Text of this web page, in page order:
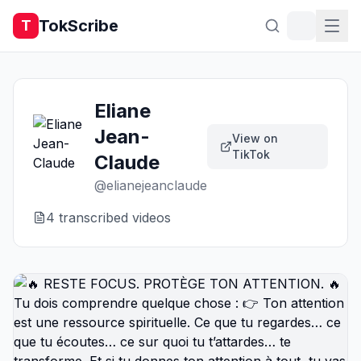
T TokScribe
Eliane
Jean-
Claude
@elianejeanclaude
View on
TikTok
4 transcribed videos